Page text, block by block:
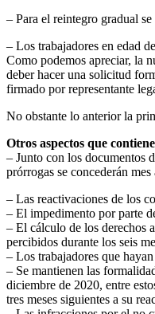
– Para el reintegro gradual
– Los trabajadores en edad
Como podemos apreciar, la
deber hacer una solicitud
firmado por representante
No obstante lo anterior la
Otros aspectos que
– Junto con los documentos
prórrogas se concederán
– Las reactivaciones de los
– El impedimento por parte
– El cálculo de los derechos
percibidos durante los seis
– Los trabajadores que
– Se mantienen las
diciembre de 2020, entre
tres meses siguientes a su